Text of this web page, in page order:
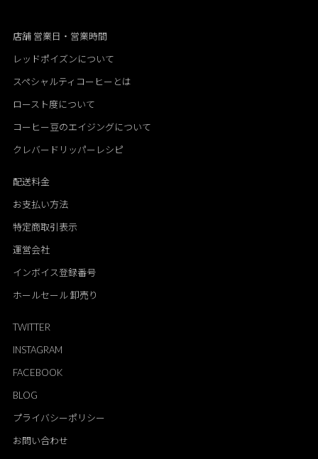
店舗 営業日・営業時間
レッドポイズンについて
スペシャルティコーヒーとは
ロースト度について
コーヒー豆のエイジングについて
クレバードリッパーレシピ
配送料金
お支払い方法
特定商取引表示
運営会社
インボイス登録番号
ホールセール 卸売り
TWITTER
INSTAGRAM
FACEBOOK
BLOG
プライバシーポリシー
お問い合わせ